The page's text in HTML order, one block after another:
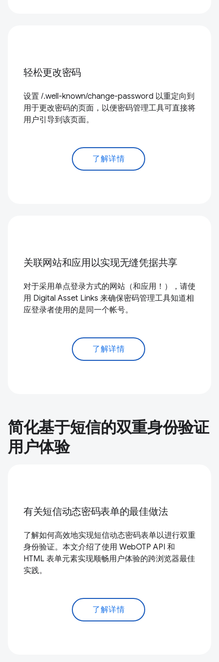
轻松更改密码
设置 /.well-known/change-password 以重定向到
用于更改密码的页面，以便密码管理工具可直接将
用户引导到该页面。
了解详情
关联网站和应用以实现无缝凭据共享
对于采用单点登录方式的网站（和应用！），请使
用 Digital Asset Links 来确保密码管理工具知道相
应登录者使用的是同一个帐号。
了解详情
简化基于短信的双重身份验证
用户体验
有关短信动态密码表单的最佳做法
了解如何高效地实现短信动态密码表单以进行双重
身份验证。本文介绍了使用 WebOTP API 和
HTML 表单元素实现顺畅用户体验的跨浏览器最佳
实践。
了解详情